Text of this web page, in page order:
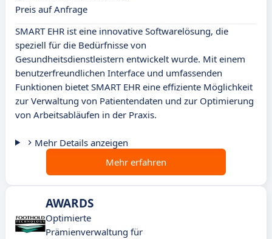
Preis auf Anfrage
SMART EHR ist eine innovative Softwarelösung, die
speziell für die Bedürfnisse von
Gesundheitsdienstleistern entwickelt wurde. Mit einem
benutzerfreundlichen Interface und umfassenden
Funktionen bietet SMART EHR eine effiziente Möglichkeit
zur Verwaltung von Patientendaten und zur Optimierung
von Arbeitsabläufen in der Praxis.
Mehr Details anzeigen
Mehr erfahren
AWARDS
Optimierte
Prämienverwaltung für